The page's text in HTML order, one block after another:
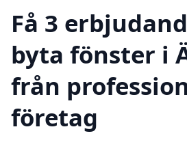
Få 3
byta fönster i
från
företag